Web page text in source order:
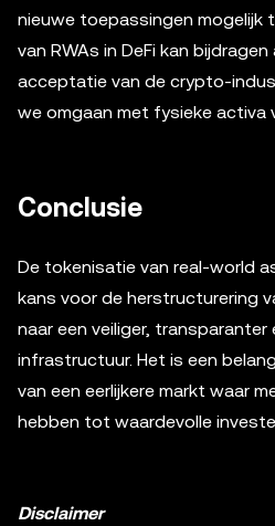
nieuwe toepassingen mogelijk
van RWAs in DeFi kan
acceptatie van de crypto-
we omgaan met fysieke activa
Conclusie
De tokenisatie van real-world
kans voor de herstructurering
naar een veiliger,
infrastructuur. Het is een
van een eerlijkere markt waar
hebben tot waardevolle
Disclaimer